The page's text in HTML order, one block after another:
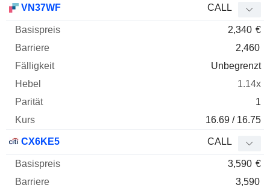
VN37WF CALL
2,340 €
2,460
Unbegrenzt
1.14x
1
16.69 / 16.75
CX6KE5 CALL
3,590 €
3,590